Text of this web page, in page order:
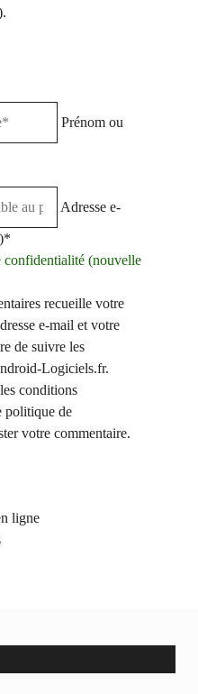
Prénom ou
Adresse e-
confidentialité (nouvelle
recueille votre
e-mail et votre
de suivre les
Logiciels.fr.
conditions
politique de
votre commentaire.
ligne